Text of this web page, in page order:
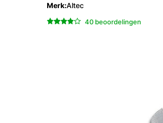
Merk:Altec
40 beoordelingen